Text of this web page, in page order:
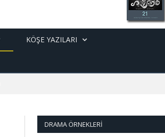
KÖŞE YAZILARI
DRAMA ÖRNEKLERI